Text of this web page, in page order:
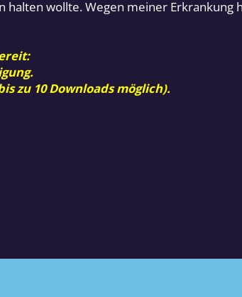
wollte. Wegen meiner Erkrankung
zu 10 Downloads möglich).